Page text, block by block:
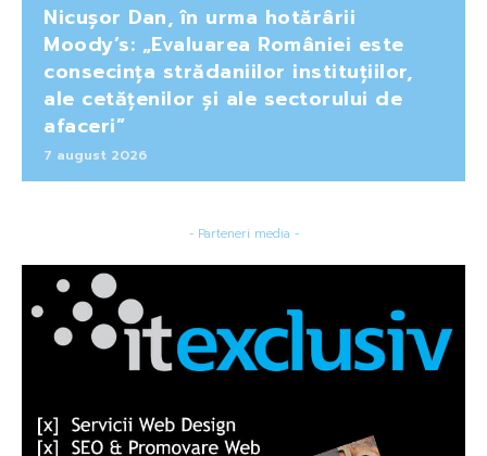
Nicușor Dan, în urma hotărârii
Moody’s: „Evaluarea României este
consecința strădaniilor instituțiilor,
ale cetățenilor și ale sectorului de
afaceri”
7 august 2026
- Parteneri media -